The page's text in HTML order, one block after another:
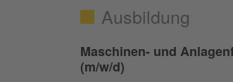
Ausbildung
Maschinen- und
(m/w/d)